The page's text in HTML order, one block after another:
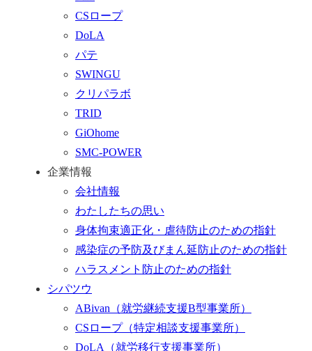
CSロープ
DoLA
パテ
SWINGU
クリパラボ
TRID
GiOhome
SMC-POWER
企業情報
会社情報
わたしたちの思い
身体拘束適正化・虐待防止のための指針
感染症の予防及びまん延防止のための指針
ハラスメント防止のための指針
シパツウ
ABivan （就労継続支援B型事業所）
CSロープ （特定相談支援事業所）
DoLA （就労移行支援事業所）